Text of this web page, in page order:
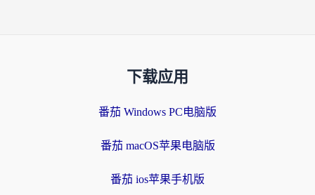
下载应用
番茄 Windows PC电脑版
番茄 macOS苹果电脑版
番茄 ios苹果手机版